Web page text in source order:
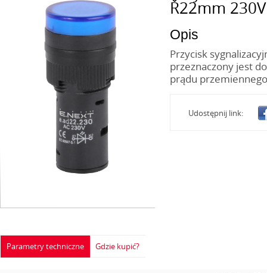
Ř22mm
Opis
Przycisk
przeznaczony jest
prądu
Udostępnij link:
Parametry techniczne Gdzie kupić?